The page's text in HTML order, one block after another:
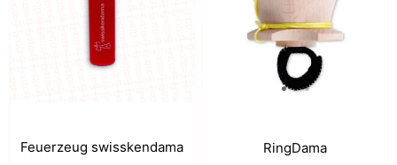
Feuerzeug swisskendama RingDama